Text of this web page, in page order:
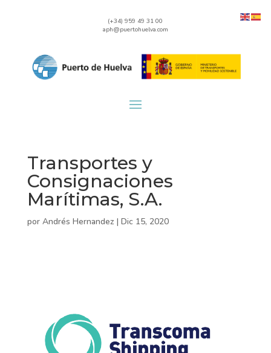
(+34) 959 49 31 00
aph@puertohuelva.com
Transportes y
Consignaciones
Marítimas, S.A.
por Andrés Hernandez | Dic 15, 2020